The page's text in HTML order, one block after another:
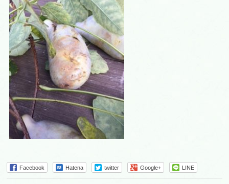
Facebook Hatena twitter Google+ LINE